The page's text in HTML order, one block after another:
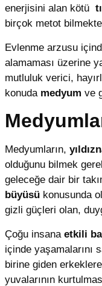
enerjisini alan kötü
birçok metot
Evlenme arzusu
alamaması üzerine
mutluluk verici,
konuda medyum ve
Medyumların,
olduğunu bilmek
geleceğe dair bir
büyüsü konusunda
gizli güçleri olan,
Çoğu insana etkili
içinde yaşamalarını
birine giden
yuvalarının